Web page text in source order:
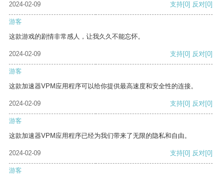
2024-02-09
支持[0] 反对[0]
游客
这款游戏的剧情非常感人，让我久久不能忘怀。
2024-02-09 支持[0] 反对[0]
游客
这款加速器VPM应用程序可以给你提供最高速度和安全性的连接。
2024-02-09 支持[0] 反对[0]
游客
这款加速器VPM应用程序已经为我们带来了无限的隐私和自由。
2024-02-09 支持[0] 反对[0]
游客